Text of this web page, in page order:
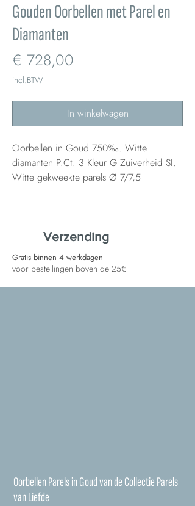
Gouden Oorbellen met Parel en
Diamanten
€ 728,00
incl.BTW
In winkelwagen
Oorbellen in Goud 750‰. Witte
diamanten P.Ct. 3 Kleur G Zuiverheid SI.
Witte gekweekte parels Ø 7/7,5
Verzending
Gratis binnen 4 werkdagen
voor bestellingen boven de 25€
Oorbellen Parels in Goud van de Collectie Parels
van Liefde